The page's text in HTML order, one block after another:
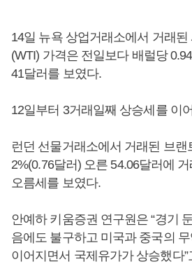
14일 뉴욕 상업거래소에서 거래
(WTI) 가격은 전일보다 배럴당
41달러를 보였다.
12일부터 3거래일째 상승세를 이
런던 선물거래소에서 거래된 브랜
2%(0.76달러) 오른 54.06달러에
오름세를 보였다.
안예하 키움증권 연구원은 “경기
음에도 불구하고 미국과 중국의 무
이어지면서 국제유가가 상승했다”